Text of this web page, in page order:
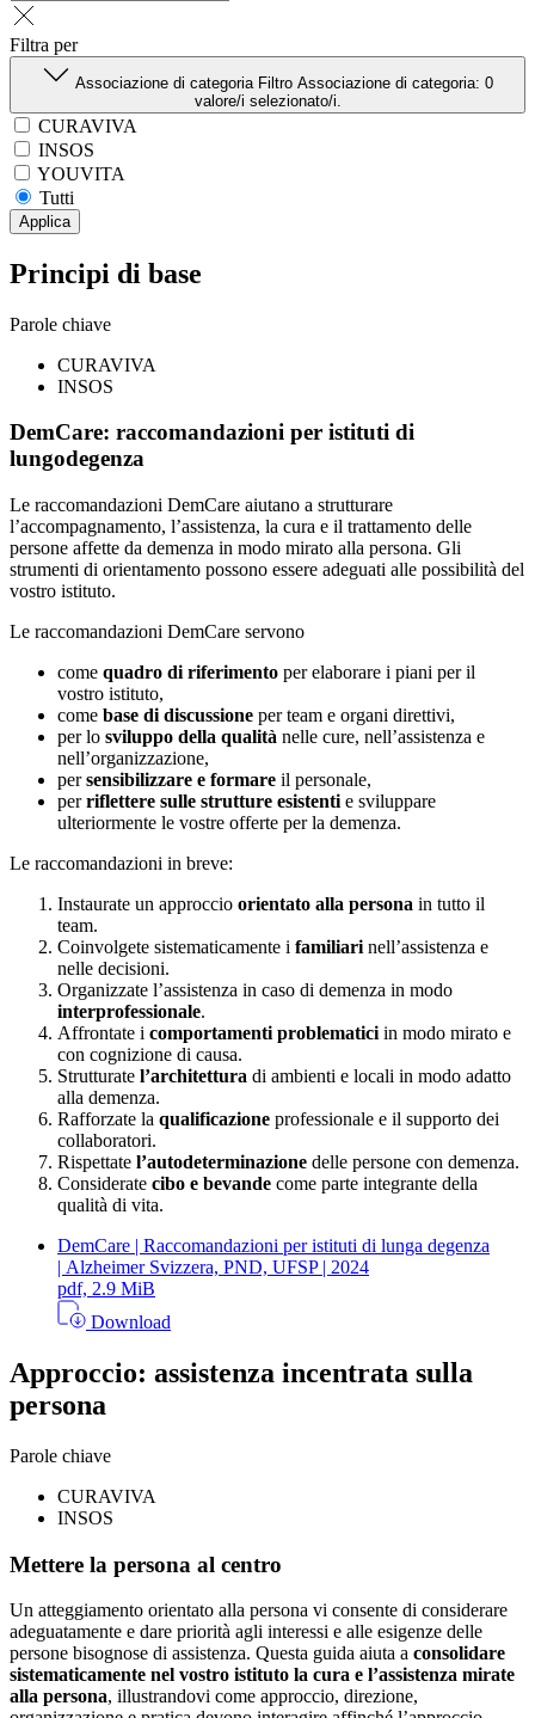
Filtra per
Associazione di categoria Filtro Associazione di categoria: 0
valore/i selezionato/i.
CURAVIVA
INSOS
YOUVITA
Tutti
Applica
Principi di base
Parole chiave
CURAVIVA
INSOS
DemCare: raccomandazioni per istituti di
lungodegenza
Le raccomandazioni DemCare aiutano a strutturare
l’accompagnamento, l’assistenza, la cura e il trattamento delle
persone affette da demenza in modo mirato alla persona. Gli
strumenti di orientamento possono essere adeguati alle possibilità del
vostro istituto.
Le raccomandazioni DemCare servono
come quadro di riferimento per elaborare i piani per il
vostro istituto,
come base di discussione per team e organi direttivi,
per lo sviluppo della qualità nelle cure, nell’assistenza e
nell’organizzazione,
persensibilizzare e formare il personale,
perriflettere sulle strutture esistenti e sviluppare
ulteriormente le vostre offerte per la demenza.
Le raccomandazioni in breve:
Instaurate un approccio orientato alla persona in tutto il
team.
Coinvolgete sistematicamente i familiari nell’assistenza e
nelle decisioni.
Organizzate l’assistenza in caso di demenza in modo
interprofessionale.
Affrontate i comportamenti problematici in modo mirato e
con cognizione di causa.
Strutturate l’architettura di ambienti e locali in modo adatto
alla demenza.
Rafforzate la qualificazione professionale e il supporto dei
collaboratori.
Rispettate l’autodeterminazione delle persone con demenza.
Considerate cibo e bevande come parte integrante della
qualità di vita.
DemCare | Raccomandazioni per istituti di lunga degenza
| Alzheimer Svizzera, PND, UFSP | 2024
pdf, 2.9 MiB
Download
Approccio: assistenza incentrata sulla
persona
Parole chiave
CURAVIVA
INSOS
Mettere la persona al centro
Un atteggiamento orientato alla persona vi consente di considerare
adeguatamente e dare priorità agli interessi e alle esigenze delle
persone bisognose di assistenza. Questa guida aiuta a consolidare
sistematicamente nel vostro istituto la cura e l’assistenza mirate
alla persona, illustrandovi come approccio, direzione,